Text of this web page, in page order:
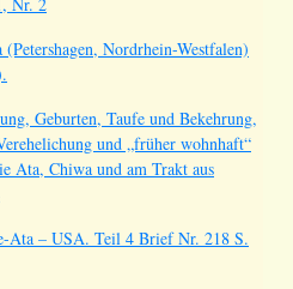
Nr. 2
Nordrhein-Westfalen)
Geburten, Taufe und Bekehrung,
und „früher wohnhaft“
Ata, Chiwa und am Trakt aus
– USA. Teil 4 Brief Nr. 218 S.